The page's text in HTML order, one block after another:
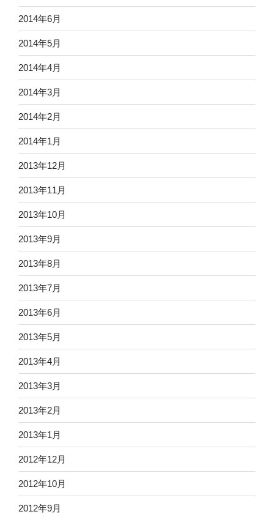
2014年6月
2014年5月
2014年4月
2014年3月
2014年2月
2014年1月
2013年12月
2013年11月
2013年10月
2013年9月
2013年8月
2013年7月
2013年6月
2013年5月
2013年4月
2013年3月
2013年2月
2013年1月
2012年12月
2012年10月
2012年9月